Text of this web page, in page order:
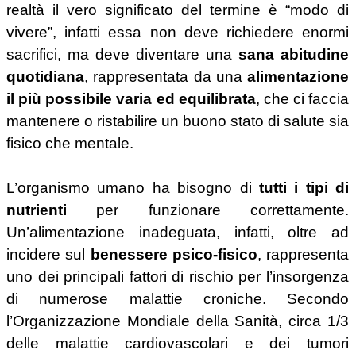
realtà il vero significato del termine è “modo di
vivere”, infatti essa non deve richiedere enormi
sacrifici, ma deve diventare una sana abitudine
quotidiana, rappresentata da una alimentazione
il più possibile varia ed equilibrata, che ci faccia
mantenere o ristabilire un buono stato di salute sia
fisico che mentale.
L’organismo umano ha bisogno di tutti i tipi di
nutrienti per funzionare correttamente.
Un’alimentazione inadeguata, infatti, oltre ad
incidere sul
benessere psico-fisico, rappresenta
uno dei principali fattori di rischio per l’insorgenza
di numerose malattie croniche. Secondo
l’Organizzazione Mondiale della Sanità, circa 1/3
delle malattie cardiovascolari e dei tumori